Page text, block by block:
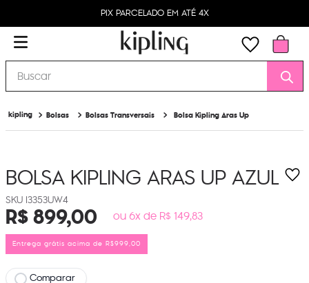
PIX PARCELADO EM ATÉ 4X
Buscar
Bolsas Bolsas Transversais Bolsa Kipling Aras Up
BOLSA KIPLING ARAS UPAZUL
I3353UW4
R$899,00 ou 6x de R$ 149,83
Entrega grátis acima de R$999,00
Comparar